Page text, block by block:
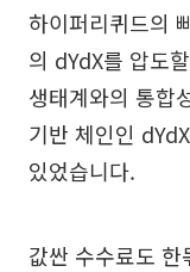
하이퍼리퀴드의
의 dYdX를 압도
생태계와의 통합
기반 체인인
있었습니다.
값싼 수수료도